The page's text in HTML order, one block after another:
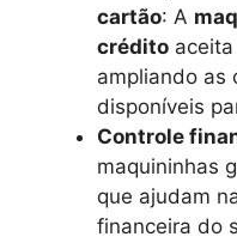
cartão: A
crédito
ampliando as
disponíveis
Controle
maquininhas
que ajudam
financeira do